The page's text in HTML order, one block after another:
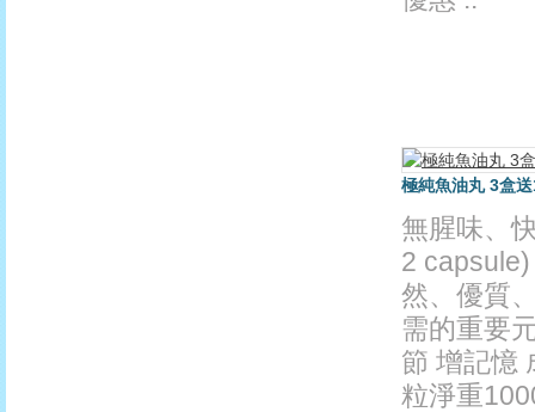
極純魚油丸 3盒
無腥味、
2
然、優質
需的重要
節 增記憶
粒淨重